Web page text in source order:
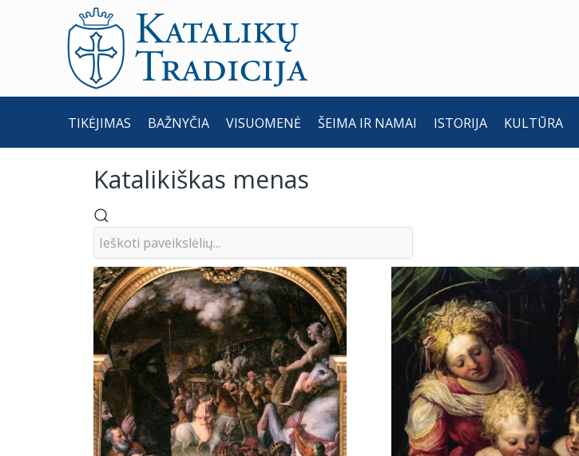
TIKĖJIMAS BAŽNYČIA VISUOMENĖ ŠEIMA IR NAMAI ISTORIJA KULTŪRA
Katalikiškas menas